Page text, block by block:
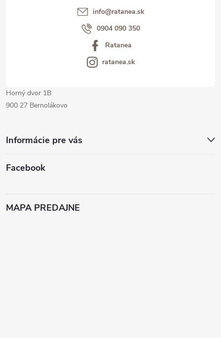
Informácie pre vás
Facebook
info@ratanea.sk
0904 090 350
Ratanea
ratanea.sk
Horný dvor 1B
900 27 Bernolákovo
MAPA PREDAJNE